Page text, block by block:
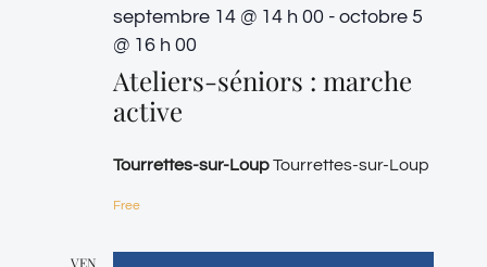
septembre 14 @ 14 h 00 - octobre 5
@ 16 h 00
Ateliers-séniors : marche
active
Tourrettes-sur-LoupTourrettes-sur-Loup
Free
VEN